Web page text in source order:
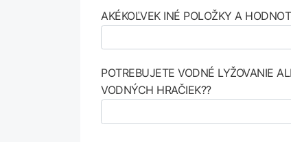
AKÉKOĽVEK INÉ POLOŽKY A
POTREBUJETE VODNÉ LYŽOVANIE
VODNÝCH HRAČIEK??